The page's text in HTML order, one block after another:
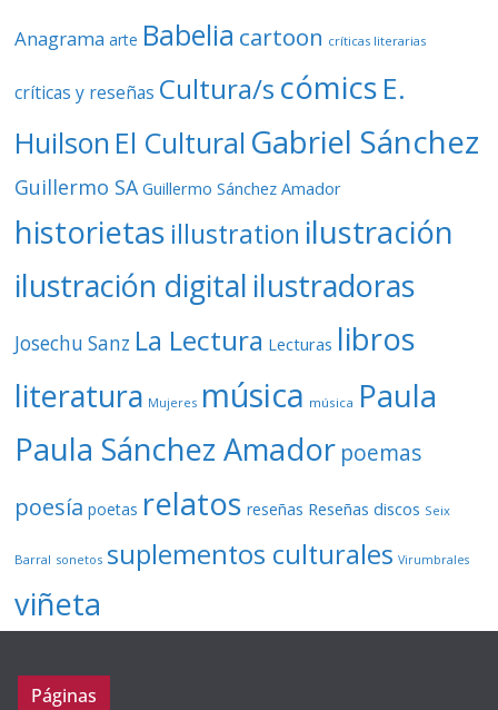
Anagrama arte Babelia cartoon críticas literarias
críticas y reseñas Cultura/s cómics E.
Huilson El Cultural Gabriel Sánchez
Guillermo SA Guillermo Sánchez Amador
historietas illustration ilustración
ilustración digital ilustradoras
Josechu Sanz La Lectura Lecturas libros
literatura Mujeres música música Paula
Paula Sánchez Amador poemas
poesía poetas relatos reseñas Reseñas discos Seix
Barral sonetos suplementos culturales Virumbrales
viñeta
Páginas